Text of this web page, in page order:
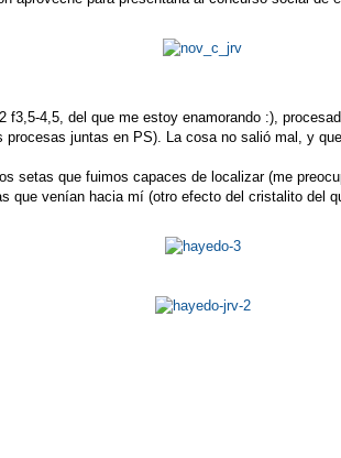
f3,5-4,5, del que me estoy enamorando :),
juntas en PS). La cosa no salió mal, y
setas que fuimos capaces de localizar (me
que venían hacia mí (otro efecto del cristalito del